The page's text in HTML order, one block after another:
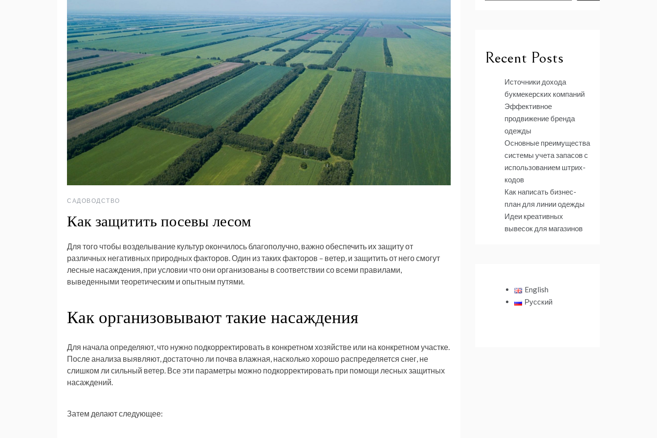
САДОВОДСТВО
Как защитить посевы лесом
Для того чтобы возделывание культур окончилось благополучно, важно обеспечить их защиту от
различных негативных природных факторов. Один из таких факторов – ветер, и защитить от него смогут
лесные насаждения, при условии что они организованы в соответствии со всеми правилами,
выведенными теоретическим и опытным путями.
Как организовывают такие насаждения
Для начала определяют, что нужно подкорректировать в конкретном хозяйстве или на конкретном участке.
После анализа выявляют, достаточно ли почва влажная, насколько хорошо распределяется снег, не
слишком ли сильный ветер. Все эти параметры можно подкорректировать при помощи лесных защитных
насаждений.
Затем делают следующее:
Recent Posts
Источники дохода
букмекерских компаний
Эффективное
продвижение бренда
одежды
Основные преимущества
системы учета запасов с
использованием штрих-
кодов
Как написать бизнес-
план для линии одежды
Идеи креативных
вывесок для магазинов
English
Русский